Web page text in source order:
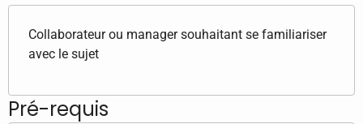
Collaborateur ou manager souhaitant se familiariser
avec le sujet
Pré-requis